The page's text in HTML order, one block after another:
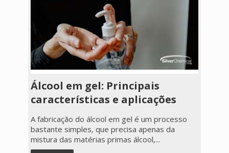
Álcool em gel: Principais
características e aplicações
A fabricação do álcool em gel é um processo
bastante simples, que precisa apenas da
mistura das matérias primas álcool,...